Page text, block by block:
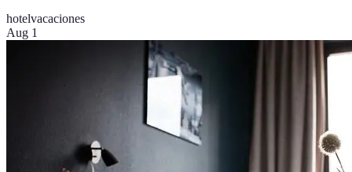
hotelvacaciones
Aug 1